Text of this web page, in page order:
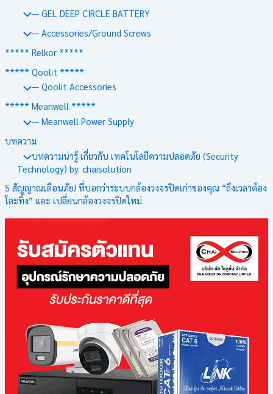
— GEL DEEP CIRCLE BATTERY
— Accessories/Ground Screws
***** Relkor *****
***** Qoolit *****
— Qoolit Accessories
***** Meanwell *****
— Meanwell Power Supply
บทความ
บทความน่ารู้ เกี่ยวกับ เทคโนโลยีความปลอดภัย (Security
Technology) by. chaisolution
5 สัญญาณเตือนภัย! ที่บอกว่าระบบกล้องวงจรปิดเก่าของคุณ “ถึงเวลาต้อง
โละทิ้ง” และ เปลี่ยนกล้องวงจรปิดใหม่